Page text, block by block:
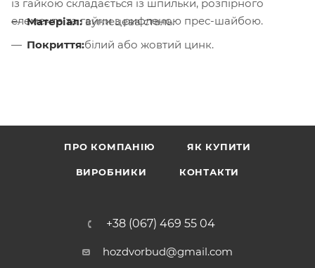
із гайкою складається із шпильки, розпірного
елемента та гайки з рифленою прес-шайбою.
Матеріал:вуглецева сталь.
Покриття:білий або жовтий цинк.
ПРО КОМПАНІЮ ЯК КУПИТИ
ВИРОБНИКИ КОНТАКТИ
+38 (067) 469 55 04
hozdvorbud@gmail.com